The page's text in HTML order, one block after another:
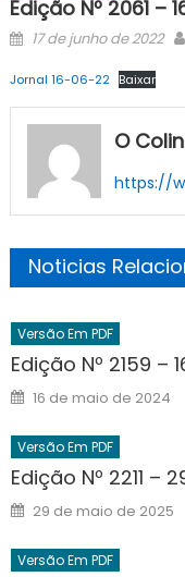
Edição Nº 2061 –
Posted
17 de junho de 2022
Jornal 16-06-22 Baixar
O
https://
Noticias
Versão Em PDF
Edição Nº 2159 –
Posted
on
16 de maio de 2024
Versão Em PDF
Edição Nº 2211 –
Posted
on
29 de maio de 2025
Versão Em PDF